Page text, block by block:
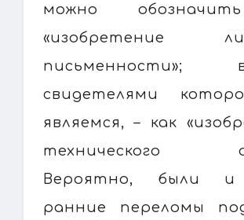
можно
«изобретение
письменности»;
свидетелями
являемся, – как
технического
Вероятно, были и
ранние переломы